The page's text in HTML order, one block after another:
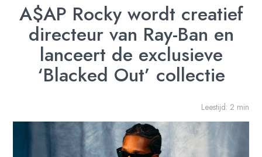
A$AP Rocky wordt creatief
directeur van Ray-Ban en
lanceert de exclusieve
‘Blacked Out’ collectie
Leestijd: 2 min